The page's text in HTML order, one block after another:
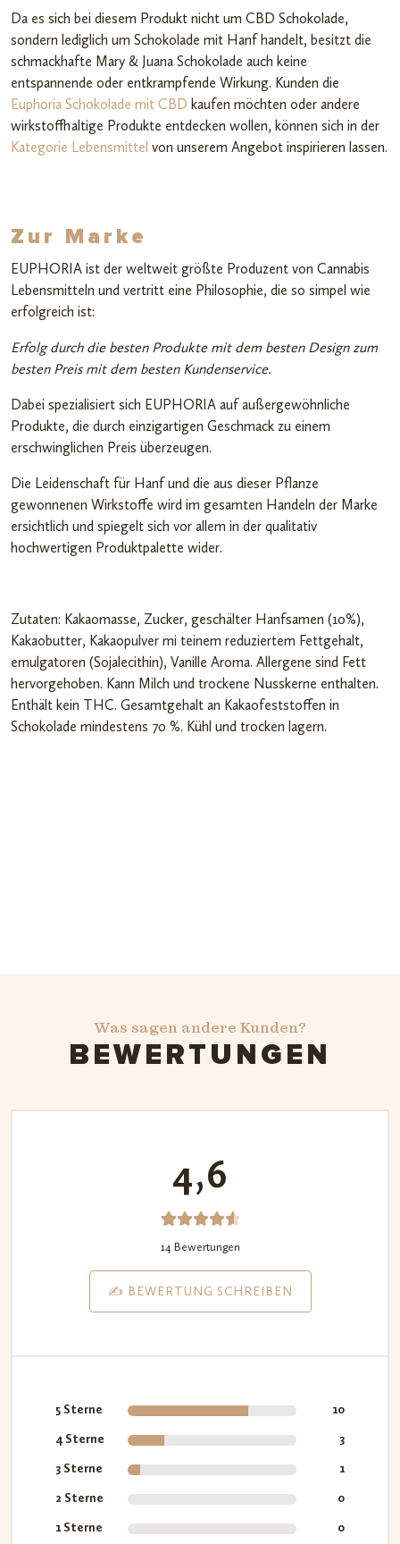
Da es sich bei diesem Produkt nicht um CBD Schokolade,
sondern lediglich um Schokolade mit Hanf handelt, besitzt die
schmackhafte Mary & Juana Schokolade auch keine
entspannende oder entkrampfende Wirkung. Kunden die
Euphoria Schokolade mit CBD kaufen möchten oder andere
wirkstoffhaltige Produkte entdecken wollen, können sich in der
Kategorie Lebensmittel von unserem Angebot inspirieren lassen.
Zur Marke
EUPHORIA ist der weltweit größte Produzent von Cannabis
Lebensmitteln und vertritt eine Philosophie, die so simpel wie
erfolgreich ist:
Erfolg durch die besten Produkte mit dem besten Design zum
besten Preis mit dem besten Kundenservice.
Dabei spezialisiert sich EUPHORIA auf außergewöhnliche
Produkte, die durch einzigartigen Geschmack zu einem
erschwinglichen Preis überzeugen.
Die Leidenschaft für Hanf und die aus dieser Pflanze
gewonnenen Wirkstoffe wird im gesamten Handeln der Marke
ersichtlich und spiegelt sich vor allem in der qualitativ
hochwertigen Produktpalette wider.
Zutaten: Kakaomasse, Zucker, geschälter Hanfsamen (10%),
Kakaobutter, Kakaopulver mi teinem reduziertem Fettgehalt,
emulgatoren (Sojalecithin), Vanille Aroma. Allergene sind Fett
hervorgehoben. Kann Milch und trockene Nusskerne enthalten.
Enthält kein THC. Gesamtgehalt an Kakaofeststoffen in
Schokolade mindestens 70 %. Kühl und trocken lagern.
Was sagen andere Kunden?
BEWERTUNGEN
4,6
Bewerte
4.64
nd auf
14
ngen
14 Bewertungen
✍️ BEWERTUNG SCHREIBEN
5 Sterne
10
4 Sterne
3
3 Sterne
1
2 Sterne
0
1 Sterne
0